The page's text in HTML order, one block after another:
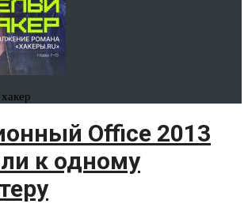
Office 2013
к одному